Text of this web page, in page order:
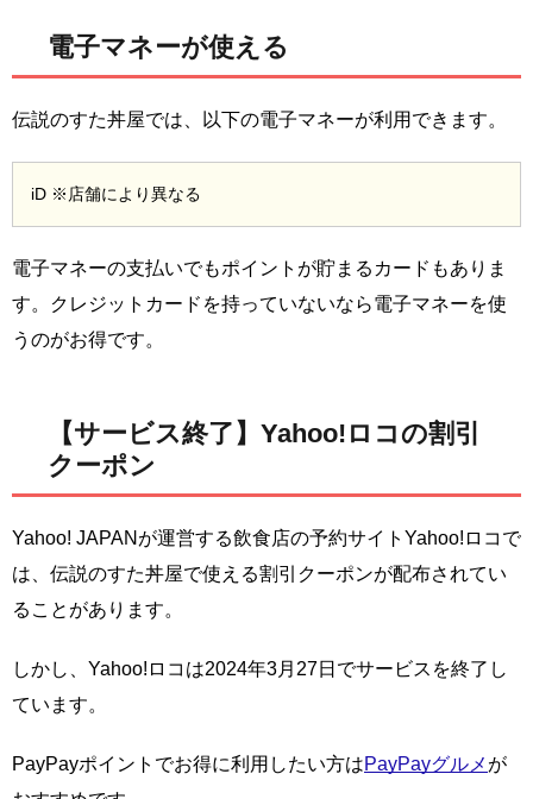
電子マネーが使える
伝説のすた丼屋では、以下の電子マネーが利用できます。
iD ※店舗により異なる
電子マネーの支払いでもポイントが貯まるカードもありま
す。クレジットカードを持っていないなら電子マネーを使
うのがお得です。
【サービス終了】Yahoo!ロコの割引
クーポン
Yahoo! JAPANが運営する飲食店の予約サイトYahoo!ロコで
は、伝説のすた丼屋で使える割引クーポンが配布されてい
ることがあります。
しかし、Yahoo!ロコは2024年3月27日でサービスを終了し
ています。
PayPayポイントでお得に利用したい方はPayPayグルメ が